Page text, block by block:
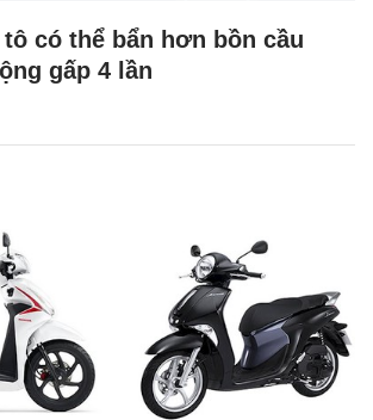
có thể bẩn hơn bồn cầu
gấp 4 lần